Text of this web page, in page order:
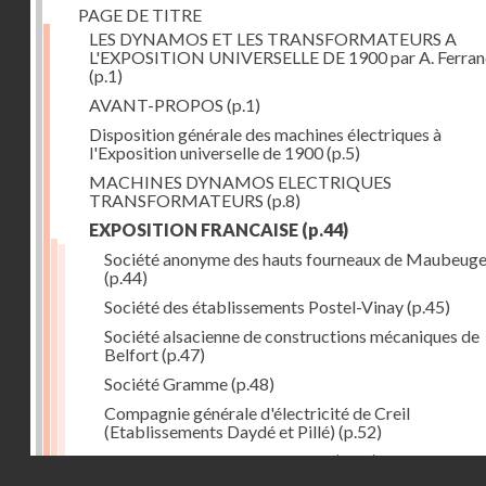
PAGE DE TITRE
LES DYNAMOS ET LES TRANSFORMATEURS A
L'EXPOSITION UNIVERSELLE DE 1900 par A.
(p.1)
AVANT-PROPOS (p.1)
Disposition générale des machines électriques à
l'Exposition universelle de 1900(p.5)
MACHINES DYNAMOS ELECTRIQUES
TRANSFORMATEURS (p.8)
EXPOSITION FRANCAISE (p.44)
Société anonyme des hauts fourneaux de Maubeuge
(p.44)
Société des établissements Postel-Vinay(p.45)
Société alsacienne de constructions mécaniques de
Belfort(p.47)
Société Gramme(p.48)
Compagnie générale d'électricité de Creil
(Etablissements Daydé et Pillé) (p.52)
Compagnie générale de Nancy(p.52)